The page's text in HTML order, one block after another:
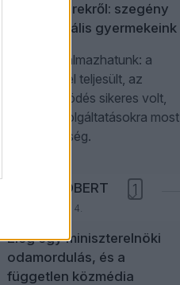
influenszerekről: szegény
paraszociális gyermekeink
Úgy is fogalmazhatunk: a
kampánycél teljesült, az
együttműködés sikeres volt,
további szolgáltatásokra most
nincs szükség.
NÉMETH RÓBERT
2026. augusztus 4.
1
Elég egy miniszterelnöki
odamordulás, és a
független közmédia